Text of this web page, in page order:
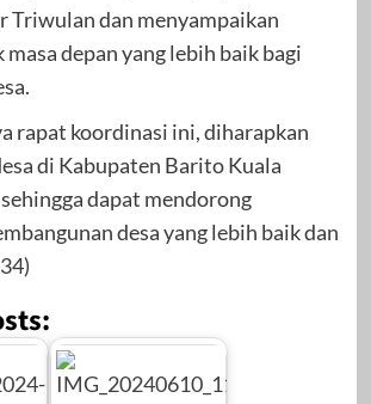
Triwulan dan menyampaikan
depan yang lebih baik bagi
rapat koordinasi ini, diharapkan
di Kabupaten Barito Kuala
dapat mendorong
desa yang lebih baik dan